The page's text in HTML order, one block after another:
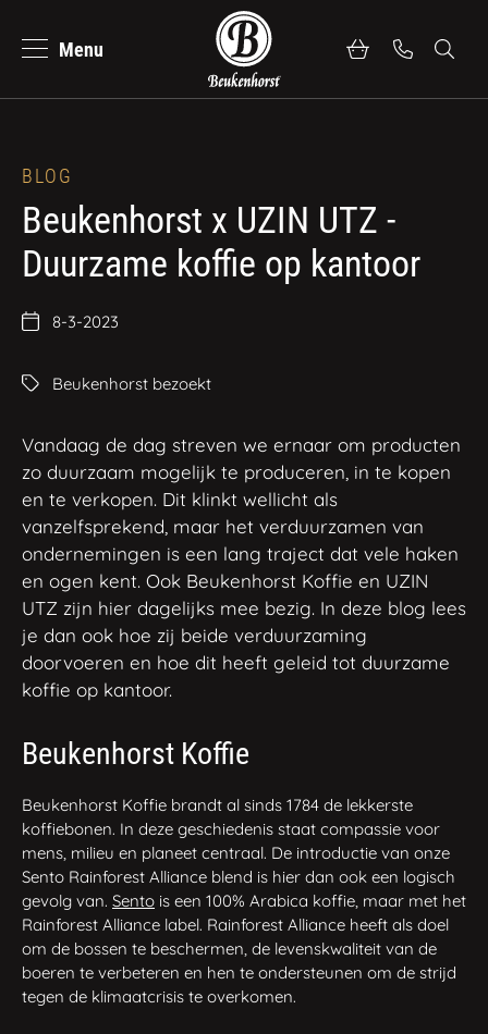
Menu
Beukenhorst Koffie
Bekijk alle professionele koffiemachines
MerkWMF
Merk Melitta
Merk Faema
Bekijk al onze koffiemachines
Nederlands
BLOG
Beukenhorst x UZIN UTZ -
Duurzame koffie op kantoor
8-3-2023
Beukenhorst bezoekt
Vandaag de dag streven we ernaar om producten
zo duurzaam mogelijk te produceren, in te kopen
en te verkopen. Dit klinkt wellicht als
vanzelfsprekend, maar het verduurzamen van
ondernemingen is een lang traject dat vele haken
en ogen kent. Ook Beukenhorst Koffie en UZIN
UTZ zijn hier dagelijks mee bezig. In deze blog lees
je dan ook hoe zij beide verduurzaming
doorvoeren en hoe dit heeft geleid tot duurzame
koffie op kantoor.
Beukenhorst Koffie
Beukenhorst Koffie brandt al sinds 1784 de lekkerste
koffiebonen. In deze geschiedenis staat compassie voor
mens, milieu en planeet centraal. De introductie van onze
Sento Rainforest Alliance blend is hier dan ook een logisch
gevolg van. Sento is een 100% Arabica koffie, maar met het
Rainforest Alliance label. Rainforest Alliance heeft als doel
om de bossen te beschermen, de levenskwaliteit van de
boeren te verbeteren en hen te ondersteunen om de strijd
tegen de klimaatcrisis te overkomen.